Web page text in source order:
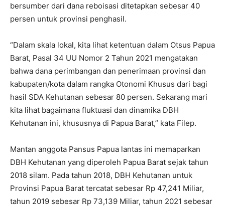
bersumber dari dana reboisasi ditetapkan sebesar 40
persen untuk provinsi penghasil.
“Dalam skala lokal, kita lihat ketentuan dalam Otsus Papua
Barat, Pasal 34 UU Nomor 2 Tahun 2021 mengatakan
bahwa dana perimbangan dan penerimaan provinsi dan
kabupaten/kota dalam rangka Otonomi Khusus dari bagi
hasil SDA Kehutanan sebesar 80 persen. Sekarang mari
kita lihat bagaimana fluktuasi dan dinamika DBH
Kehutanan ini, khususnya di Papua Barat,” kata Filep.
Mantan anggota Pansus Papua lantas ini memaparkan
DBH Kehutanan yang diperoleh Papua Barat sejak tahun
2018 silam. Pada tahun 2018, DBH Kehutanan untuk
Provinsi Papua Barat tercatat sebesar Rp 47,241 Miliar,
tahun 2019 sebesar Rp 73,139 Miliar, tahun 2021 sebesar